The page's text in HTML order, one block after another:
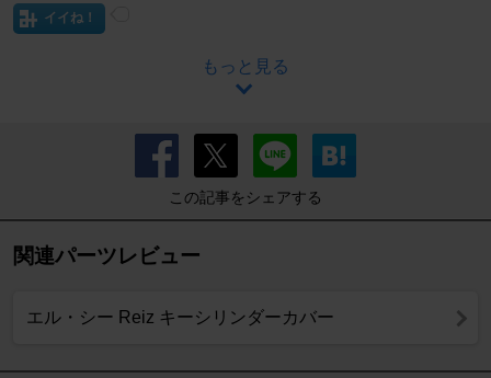
イイね！
もっと見る
この記事をシェアする
関連パーツレビュー
エル・シー Reiz キーシリンダーカバー